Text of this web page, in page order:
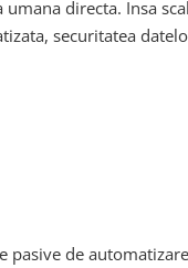
directa. Insa
securitatea
de